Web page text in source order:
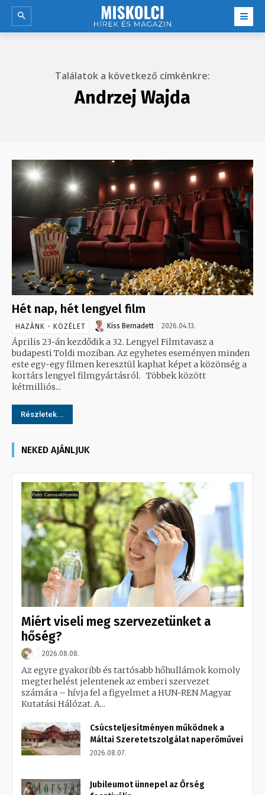
Találatok a következő címkénkre:
Andrzej Wajda
Hét nap, hét lengyel film
HAZÁNK - KÖZÉLET Kiss Bernadett 2026.04.13.
Április 23-án kezdődik a 32. Lengyel Filmtavasz a
budapesti Toldi moziban. Az egyhetes eseményen minden
este egy-egy filmen keresztül kaphat képet a közönség a
kortárs lengyel filmgyártásról. Többek között
kétmilliós...
Részletek...
NEKED AJÁNLJUK
Miért viseli meg szervezetünket a
hőség?
2026.08.08.
Az egyre gyakoribb és tartósabb hőhullámok komoly
megterhelést jelentenek az emberi szervezet
számára – hívja fel a figyelmet a HUN-REN Magyar
Kutatási Hálózat. A...
Csúcsteljesítményen működnek a
Máltai Szeretetszolgálat naperőművei
2026.08.07.
Jubileumot ünnepel az Őrség